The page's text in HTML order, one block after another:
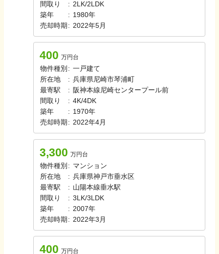
間取り
: 2LK/2LDK
築年
: 1980年
売却時期 : 2022年5月
400 万円台
物件種別 : 一戸建て
所在地
: 兵庫県尼崎市琴浦町
最寄駅
: 阪神本線尼崎センタープール前
間取り
: 4K/4DK
築年
: 1970年
売却時期 : 2022年4月
3,300 万円台
物件種別 : マンション
所在地
: 兵庫県神戸市垂水区
最寄駅
: 山陽本線垂水駅
間取り
: 3LK/3LDK
築年
: 2007年
売却時期 : 2022年3月
400 万円台